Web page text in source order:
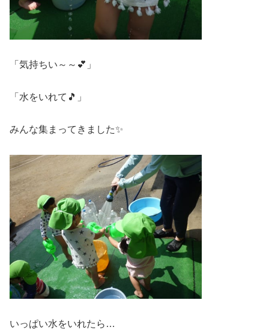
「気持ちい～～💕」
「水をいれて🎵」
みんな集まってきました✨
いっぱい水をいれたら…